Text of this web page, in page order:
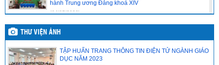
hành Trung ương Đảng khoá XIV
(14/05/2026)
Chi bộ cơ sở trường Tiểu học Vĩnh Phong 4 báo cáo kết quả
(14/05/2026)
THƯ VIỆN ẢNH
TẬP HUẤN TRANG THÔNG TIN ĐIỆN TỬ NGÀNH GIÁO
DỤC NĂM 2023